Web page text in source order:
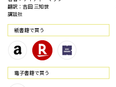
翻訳：吉田 三知世
講談社
紙書籍で買う
電⼦書籍で買う